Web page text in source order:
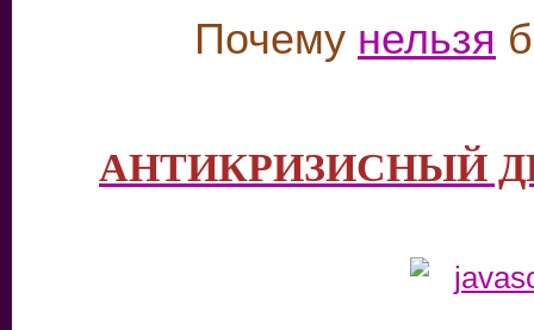
Почему нельзя
АНТИКРИЗИСНЫЙ